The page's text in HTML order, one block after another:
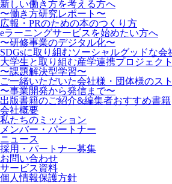
新しい働き方を考える方へ
〜働き方研究レポート〜
広報・PRのための本のつくり方
eラーニングサービスを始めたい方へ
〜研修事業のデジタル化〜
SDGsに取り組むソーシャルグッドな会
大学生と取り組む産学連携プロジェクト
〜課題解決型学習〜
ご一緒いただいた会社様・団体様のス
〜事業開発から発信まで〜
出版書籍のご紹介&編集者おすすめ書籍
会社概要
私たちのミッション
メンバー・パートナー
ニュース
採用・パートナー募集
お問い合わせ
サービス資料
個人情報保護方針